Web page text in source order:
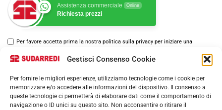
Gestisci Consenso Cookie
Per fornire le migliori esperienze, utilizziamo tecnologie come i cookie per
memorizzare e/o accedere alle informazioni del dispositivo. Il consenso a
queste tecnologie ci permetterà di elaborare dati come il comportamento di
navigazione o ID unici su questo sito. Non acconsentire o ritirare il
Assistenza commerciale Online
Richiesta prezzi
Per favore accetta prima la nostra politica sulla privacy per iniziare una
conversazione.